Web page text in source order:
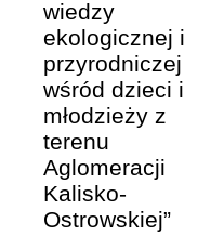
wiedzy
ekologicznej i
przyrodniczej
wśród dzieci i
młodzieży z
terenu
Aglomeracji
Kalisko-
Ostrowskiej”